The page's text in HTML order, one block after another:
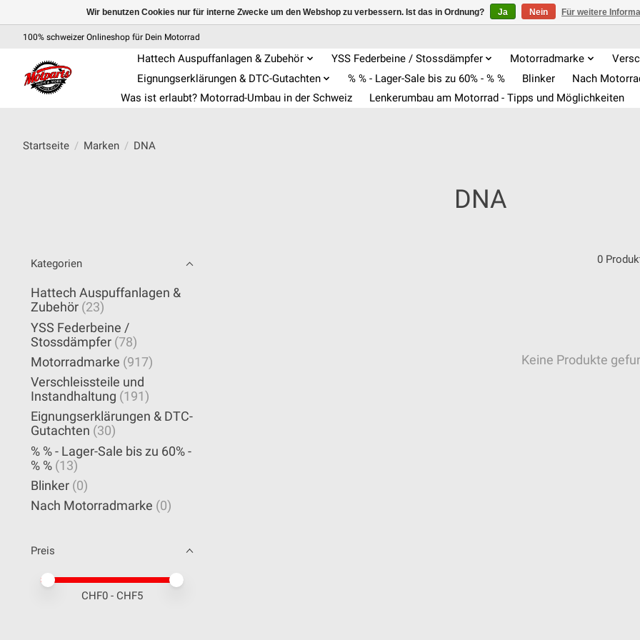
100% schweizer Onlineshop für Dein Motorrad
Hattech Auspuffanlagen & Zubehör YSS Federbeine / Stossdämpfer Motorradmarke
Eignungserklärungen & DTC-Gutachten
% % - Lager-Sale bis zu 60% - % % Blinker Nach
Was ist erlaubt? Motorrad-Umbau in der Schweiz
Lenkerumbau am Motorrad - Tipps und Möglichkeiten
Startseite / Marken / DNA
DNA
Kategorien
Hattech Auspuffanlagen &
Zubehör (23)
YSS Federbeine /
Stossdämpfer (78)
Motorradmarke (917)
Verschleissteile und
Instandhaltung (191)
Eignungserklärungen & DTC-
Gutachten (30)
% % - Lager-Sale bis zu 60% -
% % (13)
Blinker (0)
Nach Motorradmarke (0)
Preis
Preis – Mindestwert
Price maximum value
CHF0 - CHF5
0
Keine Produkte
Wir benutzen Cookies nur für interne Zwecke um den Webshop zu verbessern. Ist das in Ordnung? Ja Nein Für weitere